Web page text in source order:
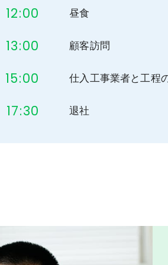
12:00 昼食
13:00 顧客訪問
15:00 仕入工事業者と工程
17:30 退社